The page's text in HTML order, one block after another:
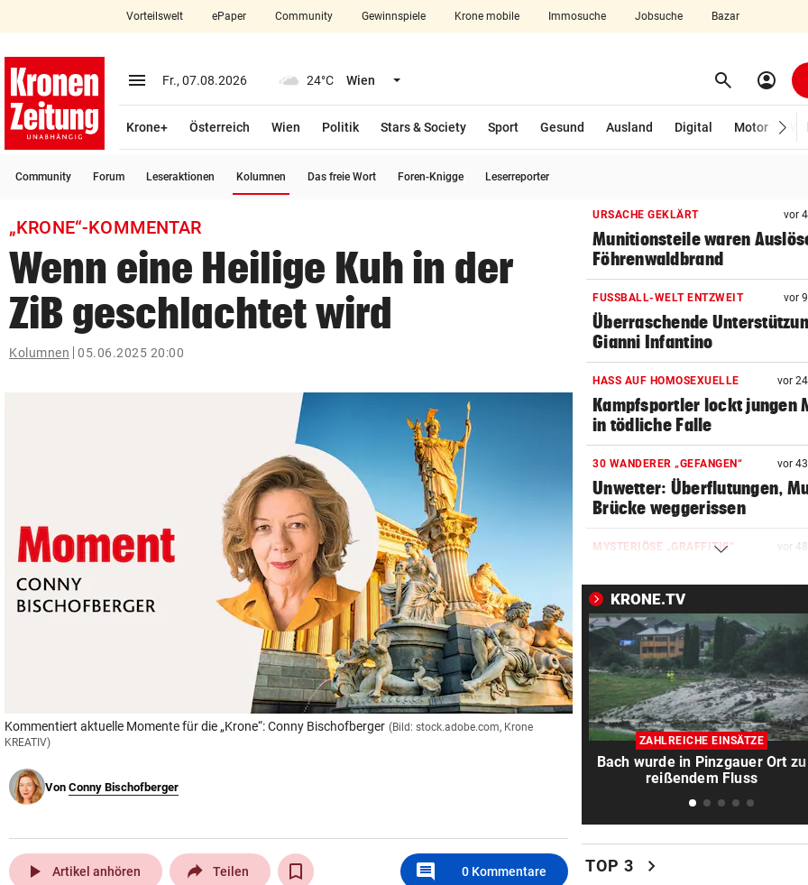
closeSchließen
account_circle Anmelden
arrow_right
arrow_right
bookmark
search
Suchbegriff
eingeben
Vorteilswelt ePaper Community Gewinnspiele Krone mobile Immosuche Jobsuche Bazar
menu Menü aufklappen
Fr., 07.08.2026 24°C Wien Menü aufklappen search Suchen
account_circle
Krone+ Österreich Wien Politik Stars & Society Sport Gesund Ausland Digital Motor
Community Forum Leseraktionen Kolumnen Das freie Wort Foren-Knigge Leserreporter
„KRONE“-KOMMENTAR
Wenn eine Heilige Kuh in der
ZiB geschlachtet wird
Kolumnen 05.06.2025 20:00
Kommentiert aktuelle Momente für die „Krone“: Conny Bischofberger (Bild: stock.adobe.com, Krone
KREATIV)
Von Conny Bischofberger
play_arrow Artikel anhören Teilen comment 0 Kommentare
URSACHE GEKLÄRT vor
Munitionsteile waren
Föhrenwaldbrand
FUSSBALL-WELT ENTZWEIT vor
Überraschende
Gianni Infantino
HASS AUF HOMOSEXUELLE vor
Kampfsportler lockt jungen
in tödliche Falle
30 WANDERER „GEFANGEN“ vor
Unwetter: Überflutungen,
Brücke weggerissen
MYSTERIÖSE „GRAFFITIS“ vor
Schmierfink entlarvt
BLÜHENDES GESCHÄFT vor 49
Immer mehr Trafikanten für
„Gras“-Legalisierung
NACH REGENPAUSE vor
Wer auf die Fortsetzung der
Salzburg-Partie pochte
Syrer bekommen in
nun seltener Asyl
KRONE.TV
ZAHLREICHE EINSÄTZE
Bach wurde in Pinzgauer Ort zu
reißendem Fluss
TOP 3 chevron_right